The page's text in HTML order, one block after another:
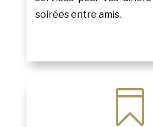
soirées entre amis.
